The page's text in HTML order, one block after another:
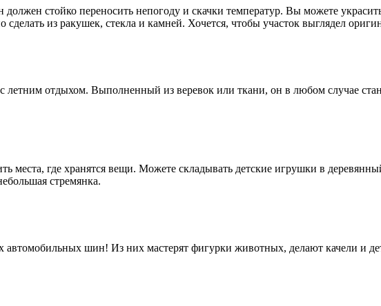
стойко переносить непогоду и скачки температур. Вы можете
из ракушек, стекла и камней. Хочется, чтобы участок выглядел
летним отдыхом. Выполненный из веревок или ткани, он в любом случае
места, где хранятся вещи. Можете складывать детские игрушки в
стремянка.
автомобильных шин! Из них мастерят фигурки животных, делают качели и